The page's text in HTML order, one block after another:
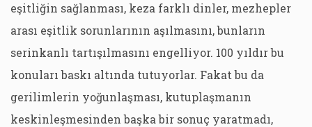
eşitliğin sağlanması, keza farklı dinler, mezhepler
arası eşitlik sorunlarının aşılmasını, bunların
serinkanlı tartışılmasını engelliyor. 100 yıldır bu
konuları baskı altında tutuyorlar. Fakat bu da
gerilimlerin yoğunlaşması, kutuplaşmanın
keskinleşmesinden başka bir sonuç yaratmadı,